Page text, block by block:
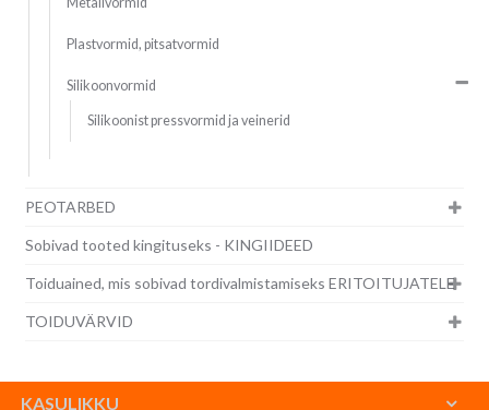
Plastvormid, pitsatvormid
Silikoonvormid
Silikoonist pressvormid ja veinerid
PEOTARBED
Sobivad tooted kingituseks - KINGIIDEED
Toiduained, mis sobivad tordivalmistamiseks ERITOITUJATELE
TOIDUVÄRVID
KASULIKKU